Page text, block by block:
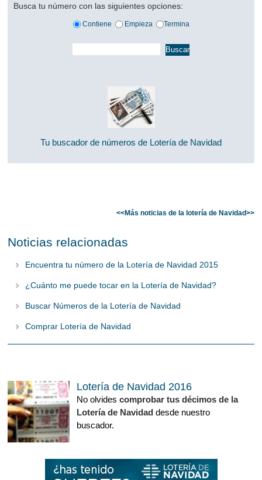
Busca tu número con las siguientes opciones:
Contiene Empieza Termina
Tu buscador de números de Lotería de Navidad
<<Más noticias de la lotería de Navidad>>
Noticias relacionadas
Encuentra tu número de la Lotería de Navidad 2015
¿Cuánto me puede tocar en la Lotería de Navidad?
Buscar Números de la Lotería de Navidad
Comprar Lotería de Navidad
Lotería de Navidad 2016
No olvidescomprobar tus décimos de la
Lotería de Navidad desde nuestro
buscador.